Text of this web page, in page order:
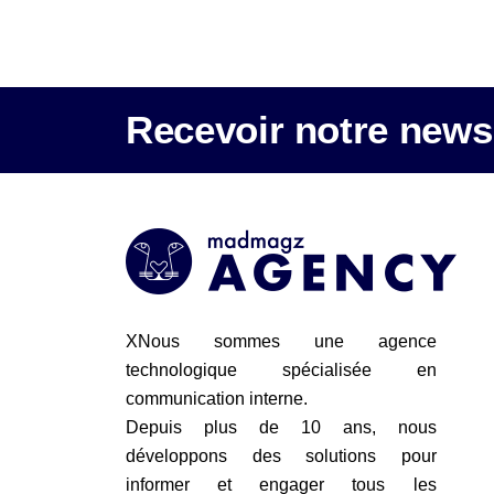
Recevoir notre
XNous sommes une agence
technologique spécialisée en
communication interne.
Depuis plus de 10 ans, nous
développons des solutions pour
informer et engager tous les